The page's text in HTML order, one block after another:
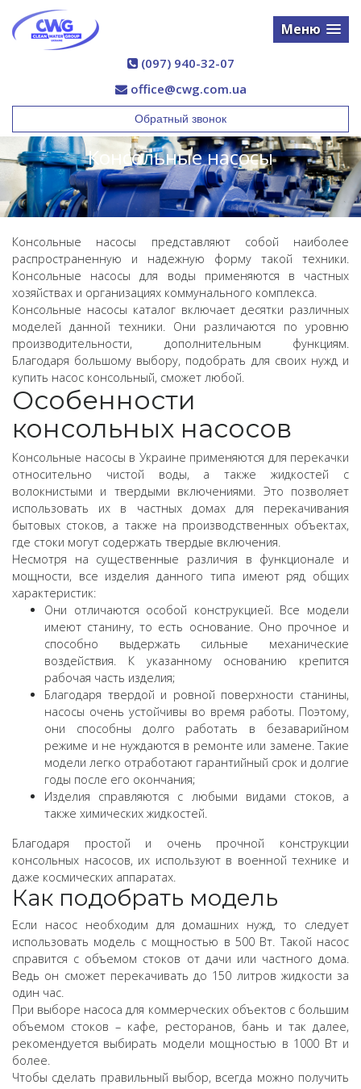
Меню
(097) 940-32-07
office@cwg.com.ua
Обратный звонок
Консольные насосы
Консольные насосы представляют собой наиболее
распространенную и надежную форму такой техники.
Консольные насосы для воды применяются в частных
хозяйствах и организациях коммунального комплекса.
Консольные насосы каталог включает десятки различных
моделей данной техники. Они различаются по уровню
производительности, дополнительным функциям.
Благодаря большому выбору, подобрать для своих нужд и
купить насос консольный, сможет любой.
Особенности
консольных насосов
Консольные насосы в Украине применяются для перекачки
относительно чистой воды, а также жидкостей с
волокнистыми и твердыми включениями. Это позволяет
использовать их в частных домах для перекачивания
бытовых стоков, а также на производственных объектах,
где стоки могут содержать твердые включения.
Несмотря на существенные различия в функционале и
мощности, все изделия данного типа имеют ряд общих
характеристик:
Они отличаются особой конструкцией. Все модели
имеют станину, то есть основание. Оно прочное и
способно выдержать сильные механические
воздействия. К указанному основанию крепится
рабочая часть изделия;
Благодаря твердой и ровной поверхности станины,
насосы очень устойчивы во время работы. Поэтому,
они способны долго работать в безаварийном
режиме и не нуждаются в ремонте или замене. Такие
модели легко отработают гарантийный срок и долгие
годы после его окончания;
Изделия справляются с любыми видами стоков, а
также химических жидкостей.
Благодаря простой и очень прочной конструкции
консольных насосов, их используют в военной технике и
даже космических аппаратах.
Как подобрать модель
Если насос необходим для домашних нужд, то следует
использовать модель с мощностью в 500 Вт. Такой насос
справится с объемом стоков от дачи или частного дома.
Ведь он сможет перекачивать до 150 литров жидкости за
один час.
При выборе насоса для коммерческих объектов с большим
объемом стоков – кафе, ресторанов, бань и так далее,
рекомендуется выбирать модели мощностью в 1000 Вт и
более.
Чтобы сделать правильный выбор, всегда можно получить